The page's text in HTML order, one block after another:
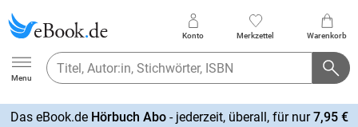
Ebook.de
Menu
Konto Merkzettel Warenkorb
Das eBook.de Hörbuch Abo- jederzeit, überall, für nur7,95 €